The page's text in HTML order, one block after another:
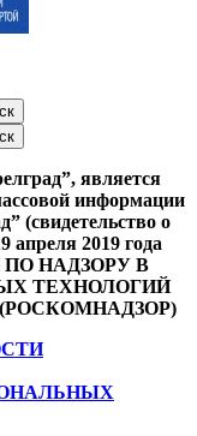
является
информации
(свидетельство о
2019 года
НАДЗОРУ В
ТЕХНОЛОГИЙ